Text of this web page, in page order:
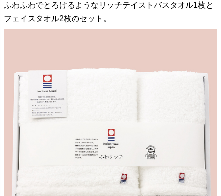
ふわふわでとろけるようなリッチテイストバスタオル1枚と
フェイスタオル2枚のセット。